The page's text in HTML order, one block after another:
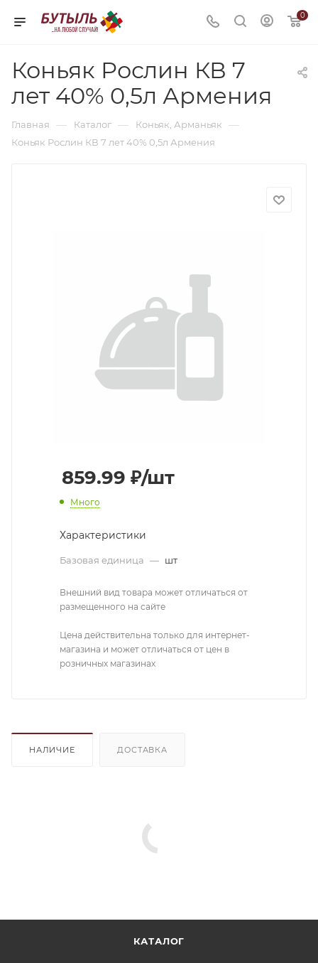
0
Коньяк Рослин КВ 7
лет 40% 0,5л Армения
Главная — Каталог — Коньяк, Арманьяк —
Коньяк Рослин КВ 7 лет 40% 0,5л Армения
859.99 ₽/шт
Много
Характеристики
Базовая единица — шт
Внешний вид товара может отличаться от
размещенного на сайте
Цена действительна только для интернет-
магазина и может отличаться от цен в
розничных магазинах
НАЛИЧИЕ ДОСТАВКА
КАТАЛОГ